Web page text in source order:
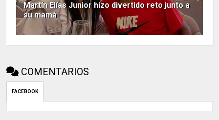
Martín Elías Junior hizo divertido reto junto a
su mamá
COMENTARIOS
FACEBOOK